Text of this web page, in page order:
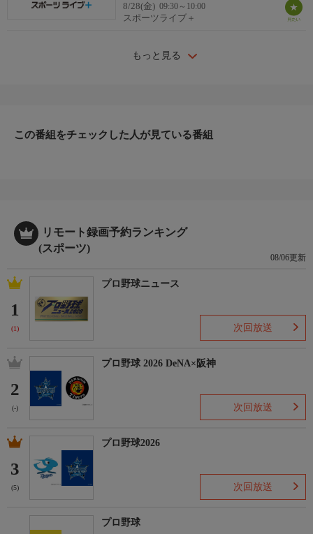
8/28(金) 09:30～10:00
スポーツライブ＋
もっと見る
この番組をチェックした人が見ている番組
リモート録画予約ランキング
(スポーツ)
08/06更新
1
(1)
プロ野球ニュース
次回放送
2
(-)
プロ野球 2026 DeNA×阪神
次回放送
3
(5)
プロ野球2026
次回放送
プロ野球